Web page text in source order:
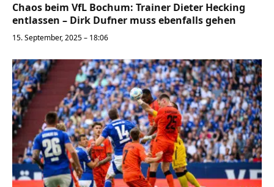
Chaos beim VfL Bochum: Trainer Dieter Hecking
entlassen – Dirk Dufner muss ebenfalls gehen
15. September, 2025 – 18:06